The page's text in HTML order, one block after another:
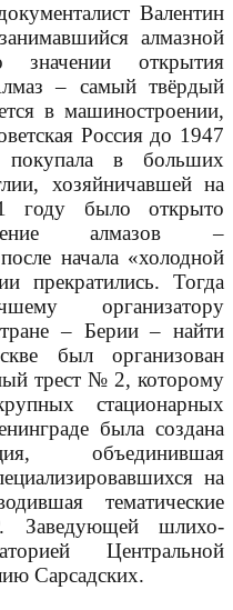
Валентин
алмазной
открытия
– самый твёрдый
в машиностроении,
Россия до 1947
покупала в больших
хозяйничавшей на
году было открыто
алмазов –
начала «холодной
прекратились. Тогда
организатору
– Берии – найти
был организован
трест № 2, которому
стационарных
была создана
объединившая
на
тематические
шлихо-
Центральной
Сарсадских.